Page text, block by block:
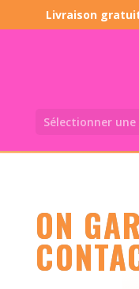
Livraison
Sélectionner une
ON